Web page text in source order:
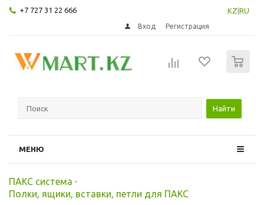
+7 727 31 22 666 KZ RU
Вход Регистрация
Найти
МЕНЮ
ПАКС система -
Полки, ящики, вставки, петли для ПАКС